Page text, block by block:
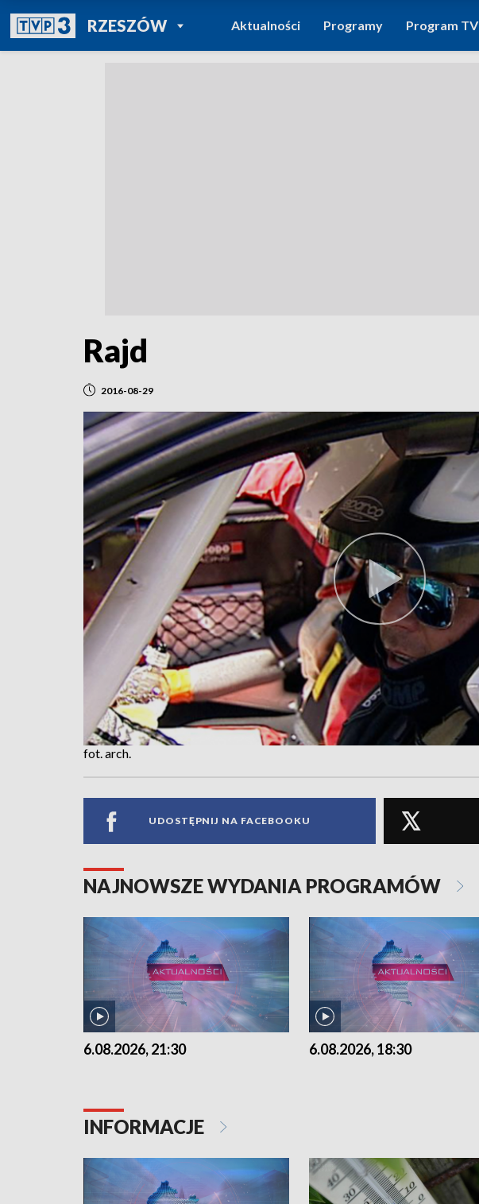
RZESZÓWPOWRÓT DO
TVP REGIONY
Aktualności Programy Program TV
Rajd
2016-08-29
fot. arch.
UDOSTĘPNIJ NA FACEBOOKU
NAJNOWSZE WYDANIA PROGRAMÓW
6.08.2026, 21:30 6.08.2026, 18:30
INFORMACJE